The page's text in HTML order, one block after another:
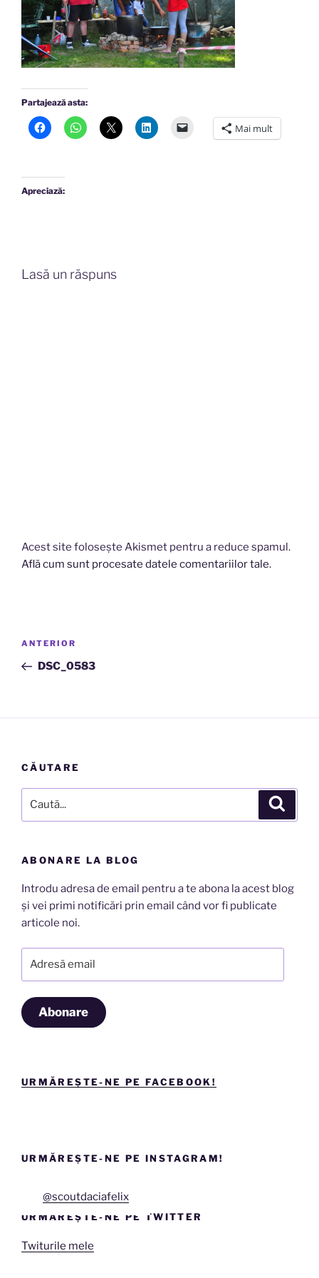
Partajează asta:
Mai mult
Apreciază:
Lasă un răspuns
Acest site folosește Akismet pentru a reduce spamul.
Află cum sunt procesate datele comentariilor tale.
Navigare
articole
Articolul
anterior
ANTERIOR
DSC_0583
CĂUTARE
după:
ABONARE LA BLOG
Introdu adresa de email pentru a te abona la acest blog
și vei primi notificări prin email când vor fi publicate
articole noi.
Abonare
URMĂREȘTE-NE PE FACEBOOK!
URMĂREȘTE-NE PE INSTAGRAM!
@scoutdaciafelix
URMĂREȘTE-NE PE TWITTER
Twiturile mele